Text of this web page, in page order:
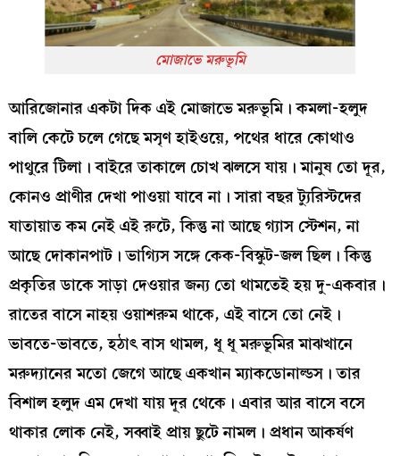
মোজাভে মরুভূমি
আরিজোনার একটা দিক এই মোজাভে মরুভূমি। কমলা-হলুদ
বালি কেটে চলে গেছে মসৃণ হাইওয়ে, পথের ধারে কোথাও
পাথুরে টিলা। বাইরে তাকালে চোখ ঝলসে যায়। মানুষ তো দূর,
কোনও প্রাণীর দেখা পাওয়া যাবে না। সারা বছর ট্যুরিস্টদের
যাতায়াত কম নেই এই রুটে, কিন্তু না আছে গ্যাস স্টেশন, না
আছে দোকানপাট। ভাগ্যিস সঙ্গে কেক-বিস্কুট-জল ছিল। কিন্তু
প্রকৃতির ডাকে সাড়া দেওয়ার জন্য তো থামতেই হয় দু-একবার।
রাতের বাসে নাহয় ওয়াশরুম থাকে, এই বাসে তো নেই।
ভাবতে-ভাবতে, হঠাৎ বাস থামল, ধূ ধূ মরুভূমির মাঝখানে
মরুদ্যানের মতো জেগে আছে একখান ম্যাকডোনাল্ডস। তার
বিশাল হলুদ এম দেখা যায় দূর থেকে। এবার আর বাসে বসে
থাকার লোক নেই, সব্বাই প্রায় ছুটে নামল। প্রধান আকর্ষণ